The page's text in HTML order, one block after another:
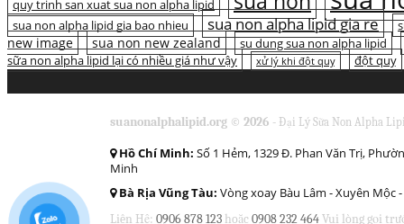
quy trinh san xuat sua non alpha lipid
sua non alpha lipid gia bao nhieu sua non alpha lipid gia re
new image
sua non new zealand su dung sua non alpha lipid
sữa non alpha lipid lại có nhiều giá như vậy
xử lý khi đột quỵ đột quỵ
suanonalphalipid.org © 2026 - Đại Lý Sữa Non Alpha
Hồ Chí Minh: Số 1 Hẻm, 1329 Đ. Phan Văn Trị,
Minh
Bà Rịa Vũng Tàu: Vòng xoay Bàu Lâm - Xuyên Mộc -
Liên Hệ: 0906 878 123 hoặc0908 232 464Vui lòng gọi